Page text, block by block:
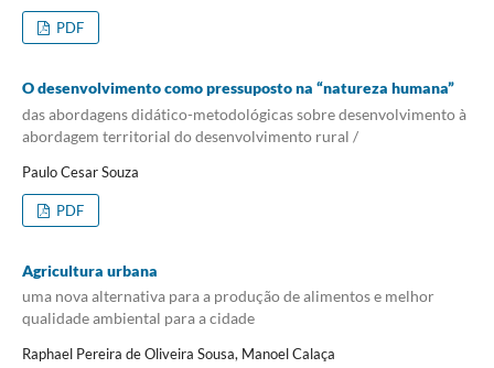
PDF
O desenvolvimento como pressuposto na “natureza humana”
das abordagens didático-metodológicas sobre desenvolvimento à
abordagem territorial do desenvolvimento rural /
Paulo Cesar Souza
PDF
Agricultura urbana
uma nova alternativa para a produção de alimentos e melhor
qualidade ambiental para a cidade
Raphael Pereira de Oliveira Sousa, Manoel Calaça